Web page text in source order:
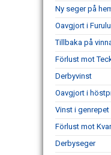
Ny seger på
Oavgjort i
Tillbaka på
Förlust mot
Derbyvinst
Oavgjort i
Vinst i genrepet
Förlust mot
Derbyseger